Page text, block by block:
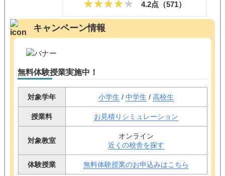
4.2点（571）
キャンペーン情報
無料体験授業実施中！
対象学年 小学生 / 中学生 / 高校生
授業料 お見積りシミュレーション
対象教室
オンライン
近くの校舎を探す
体験授業 無料体験授業のお申込みはこちら